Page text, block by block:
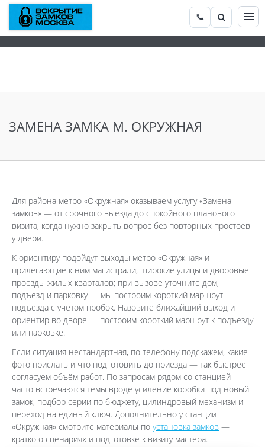
ЗАМЕНА ЗАМКА М. ОКРУЖНАЯ
Для района метро «Окружная» оказываем услугу «Замена
замков» — от срочного выезда до спокойного планового
визита, когда нужно закрыть вопрос без повторных простоев
у двери.
К ориентиру подойдут выходы метро «Окружная» и
прилегающие к ним магистрали, широкие улицы и дворовые
проезды жилых кварталов; при вызове уточните дом,
подъезд и парковку — мы построим короткий маршрут
подъезда с учётом пробок. Назовите ближайший выход и
ориентир во дворе — построим короткий маршрут к подъезду
или парковке.
Если ситуация нестандартная, по телефону подскажем, какие
фото прислать и что подготовить до приезда — так быстрее
согласуем объём работ. По запросам рядом со станцией
часто встречаются темы вроде усиление коробки под новый
замок, подбор серии по бюджету, цилиндровый механизм и
переход на единый ключ. Дополнительно у станции
«Окружная» смотрите материалы по установка замков —
кратко о сценариях и подготовке к визиту мастера.